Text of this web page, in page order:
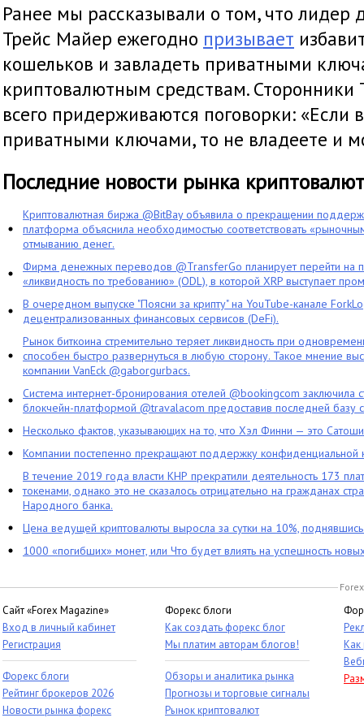
Ранее мы рассказывали о том, что лидер
Трейс Майер ежегодно призывает
кошельков и завладеть приватными
криптовалютным средствам.
всего придерживаются поговорки: «Если
приватными ключами, то не владеете и
Последние новости рынка криптовалют
Криптовалютная биржа @BitBay объявила о прекращении
платформа объяснила необходимостью соответствовать
отмыванию денег.
Фирма денежных переводов @TransferGo планирует перейти на
«ликвидность по требованию» (ODL), в которой XRP выступает
В очередном выпуске "Поясни за крипту" на YouTube-канале
децентрализованных финансовых сервисов (DeFi).
Рынок биткоина стремительно теряет ликвидность при
способен быстро развернуться в любую сторону. Такое мнение
компании VanEck @gaborgurbacs.
Система интернет-бронирования отелей @bookingcom заключила
блокчейн-платформой @travalacom предоставив последней базу
Несколько фактов, указывающих на то, что Хэл Финни — это
Компании постепенно прекращают поддержку конфиденциальной
В течение 2019 года власти КНР прекратили деятельность 173
токенами, однако это не сказалось отрицательно на гражданах
Народного банка.
Цена ведущей криптовалюты выросла за сутки на 10%,
1000 «погибших» монет, или Что будет влиять на успешность
Сайт «Forex Magazine»
Вход в личный кабинет
Регистрация
Форекс блоги
Рейтинг брокеров 2026
Новости рынка форекс
Форекс блоги
Как создать форекс блог
Мы платим авторам блогов!
Обзоры и аналитика рынка
Прогнозы и торговые сигналы
Рынок криптовалют
Как